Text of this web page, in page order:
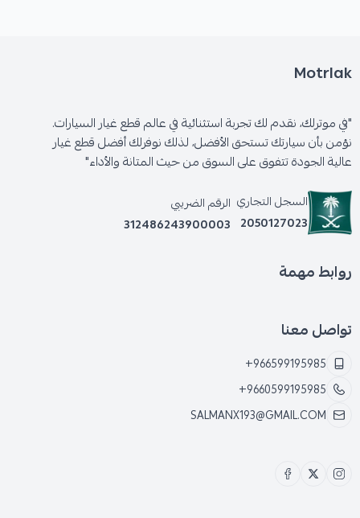
Motrlak
"في موترلك، نقدم لك تجربة استثنائية في عالم قطع غيار السيارات.
نؤمن بأن سيارتك تستحق الأفضل، لذلك نوفرلك أفضل قطع غيار
عالية الجودة تتفوق على السوق من حيث المتانة والأداء"
السجل التجاري
2050127023
الرقم الضريبي
312486243900003
روابط مهمة
تواصل معنا
+966599195985
+9660599195985
SALMANX193@GMAIL.COM